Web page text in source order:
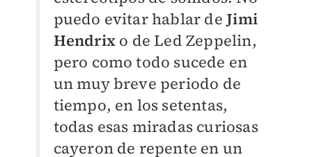
puedo evitar hablar de Jimi
Hendrixo de Led Zeppelin,
pero como todo sucede en
un muy breve periodo de
tiempo, en los setentas,
todas esas miradas curiosas
cayeron de repente en un